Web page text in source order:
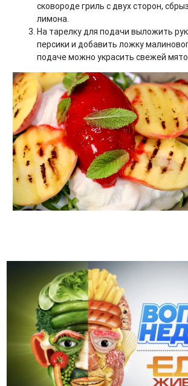
сковороде гриль с двух сторон,
лимона.
На тарелку для подачи выложить
персики и добавить ложку
подаче можно украсить свежей